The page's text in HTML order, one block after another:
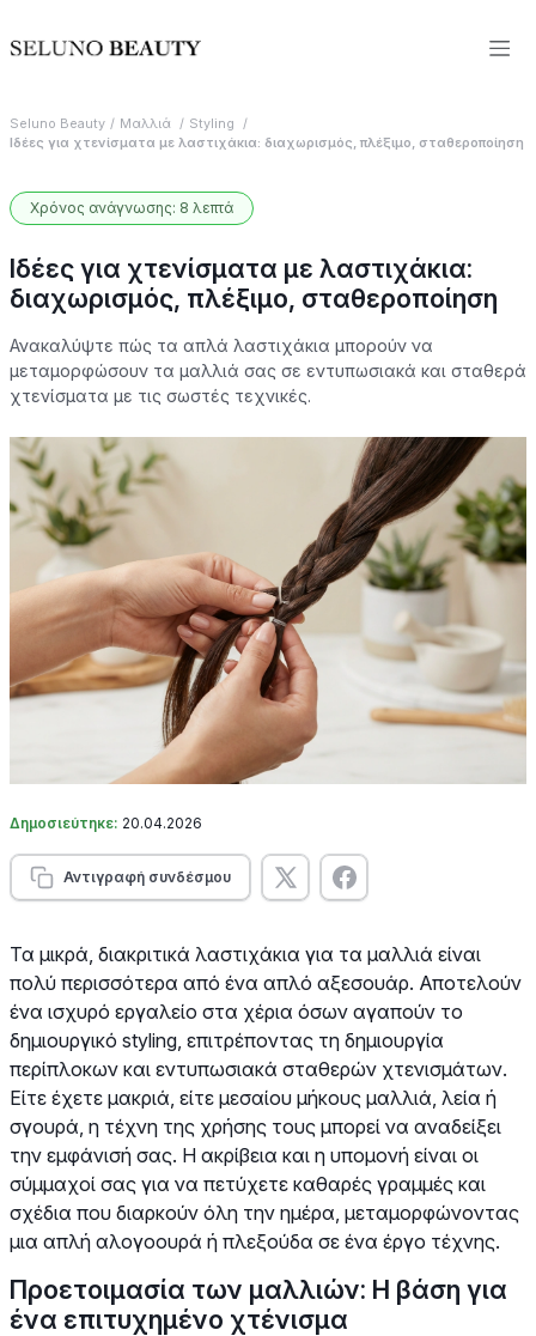
Seluno Beauty Μαλλιά
Styling
Ιδέες για χτενίσματα με λαστιχάκια: διαχωρισμός, πλέξιμο, σταθεροποίηση
Χρόνος ανάγνωσης: 8 λεπτά
Ιδέες για χτενίσματα με λαστιχάκια:
διαχωρισμός, πλέξιμο, σταθεροποίηση
Ανακαλύψτε πώς τα απλά λαστιχάκια μπορούν να
μεταμορφώσουν τα μαλλιά σας σε εντυπωσιακά και σταθερά
χτενίσματα με τις σωστές τεχνικές.
Δημοσιεύτηκε: 20.04.2026
Αντιγραφή συνδέσμου
Τα μικρά, διακριτικά λαστιχάκια για τα μαλλιά είναι
πολύ περισσότερα από ένα απλό αξεσουάρ. Αποτελούν
ένα ισχυρό εργαλείο στα χέρια όσων αγαπούν το
δημιουργικό styling, επιτρέποντας τη δημιουργία
περίπλοκων και εντυπωσιακά σταθερών χτενισμάτων.
Είτε έχετε μακριά, είτε μεσαίου μήκους μαλλιά, λεία ή
σγουρά, η τέχνη της χρήσης τους μπορεί να αναδείξει
την εμφάνισή σας. Η ακρίβεια και η υπομονή είναι οι
σύμμαχοί σας για να πετύχετε καθαρές γραμμές και
σχέδια που διαρκούν όλη την ημέρα, μεταμορφώνοντας
μια απλή αλογοουρά ή πλεξούδα σε ένα έργο τέχνης.
Προετοιμασία των μαλλιών: Η βάση για
ένα επιτυχημένο χτένισμα